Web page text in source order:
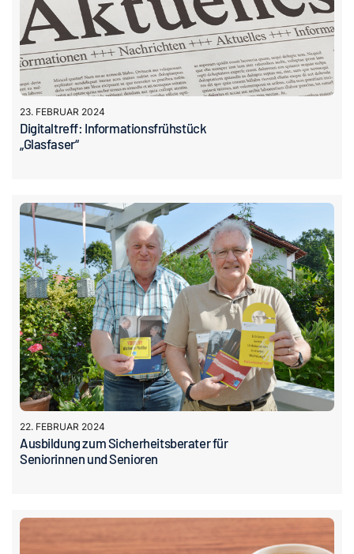
23. FEBRUAR 2024
Digitaltreff: Informationsfrühstück
„Glasfaser“
22. FEBRUAR 2024
Ausbildung zum Sicherheitsberater für
Seniorinnen und Senioren